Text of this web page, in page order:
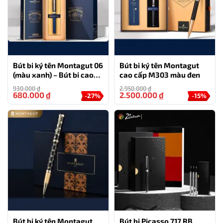
Dịch vụ khắc tên/logo miễn phí lên bút
Bút bi này chắc chắn sẽ ghi điểm với những ai yêu thích
sự sang trọng và đẳng cấp. Đây là biểu tượng của sự
sang trọng, quý phái những chiếc bút ký tên là vật
Bút bi ký tên Montagut 06
(màu xanh) – Bút bi cao
cấp làm quà tặng sếp
930.000₫
-27%
680.000₫
Bút bi ký tên Montagut
cao cấp M303 màu đen
2.950.000₫
-15%
2.500.000₫
Bút bi ký tên Montagut
Bút bi Picasso 717 RB